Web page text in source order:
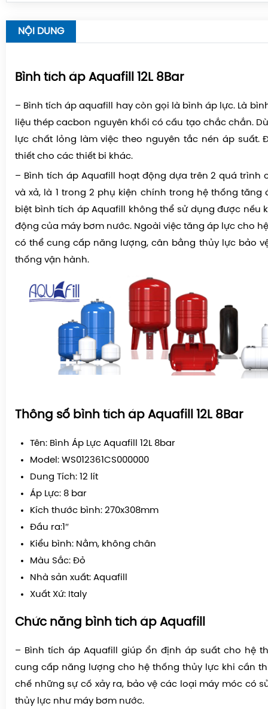
NỘI DUNG
Bình tích áp Aquafill 12L 8Bar
– Bình tích áp aquafill hay còn gọi là bình áp lực. Là
liệu thép cacbon nguyên khối có cấu tạo chắc chắn.
lực chất lỏng làm việc theo nguyên tắc nén áp suất.
thiết cho các thiết bi khác.
– Bình tích áp Aquafill hoạt động dựa trên 2 quá trình
và xả, là 1 trong 2 phụ kiện chính trong hệ thống tăng
biệt bình tích áp Aquafill không thể sử dụng được nếu
động của máy bơm nước. Ngoài việc tăng áp lực cho
có thể cung cấp năng lượng, cân bằng thủy lực bảo
thống vận hành.
Thông số bình tích áp Aquafill 12L 8Bar
Tên: Bình Áp Lực Aquafill 12L 8bar
Model: WS012361CS000000
Dung Tích: 12 lít
Áp Lực: 8 bar
Kích thước bình: 270x308mm
Đầu ra:1″
Kiểu bình: Nằm, không chân
Màu Sắc: Đỏ
Nhà sản xuất: Aquafill
Xuất Xứ: Italy
Chức năng bình tích áp Aquafill
– Bình tích áp Aquafill giúp ổn định áp suất cho hệ
cung cấp năng lượng cho hệ thống thủy lực khi cần
chế những sự cố xảy ra, bảo vệ các loại máy móc có
thủy lực như máy bơm nước.